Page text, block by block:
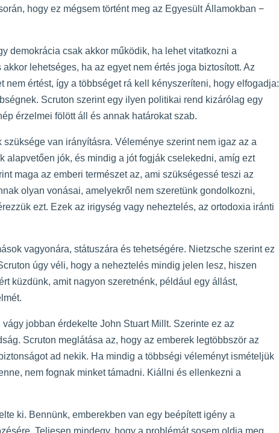
hogy ez mégsem történt meg az Egyesült Államokban −
demokrácia csak akkor működik, ha lehet vitatkozni a
lehetséges, ha az egyet nem értés joga biztosított. Az
nem értést, így a többséget rá kell kényszeríteni, hogy elfogadja:
Scruton szerint egy ilyen politikai rend kizárólag egy
érzelmei fölött áll és annak határokat szab.
van irányításra. Véleménye szerint nem igaz az a
alapvetően jók, és mindig a jót fogják cselekedni, amíg ezt
maga az emberi természet az, ami szükségessé teszi az
olyan vonásai, amelyekről nem szeretünk gondolkozni,
ezt. Ezek az irigység vagy neheztelés, az ortodoxia iránti
vagyonára, státuszára és tehetségére. Nietzsche szerint ez
úgy véli, hogy a neheztelés mindig jelen lesz, hiszen
küzdünk, amit nagyon szeretnénk, például egy állást,
jobban érdekelte John Stuart Millt. Szerinte ez az
Scruton meglátása az, hogy az emberek legtöbbször az
ad nekik. Ha mindig a többségi véleményt ismételjük
nem fognak minket támadni. Kiállni és ellenkezni a
ki. Bennünk, emberekben van egy beépített igény a